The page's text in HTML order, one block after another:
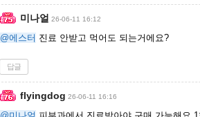
미나얼 26-06-11 16:12
@에스터 진료 안받고 먹어도 되는거에요?
답글
flyingdog 26-06-11 16:16